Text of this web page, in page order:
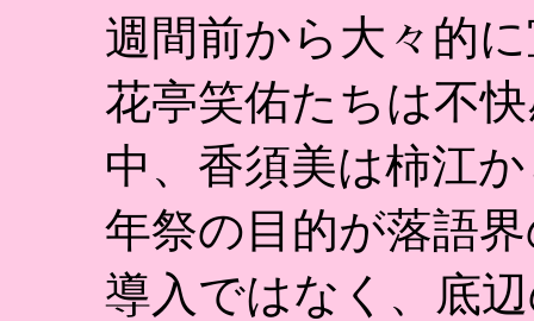
週間前から大々的
花亭笑佑たちは不
中、香須美は柿江
年祭の目的が落語
導入ではなく、底